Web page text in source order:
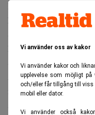
Vi använder oss av kakor
Vi använder kakor och
upplevelse som möjligt på
och/eller får tillgång till viss
mobil eller dator.
Vi använder också
Beskedet kommer i ett
D’Amaropressas på flera
kollapsen i samarbetet
Sora, en skandal kring
ABC som tvingade fram
nedskärningar hos